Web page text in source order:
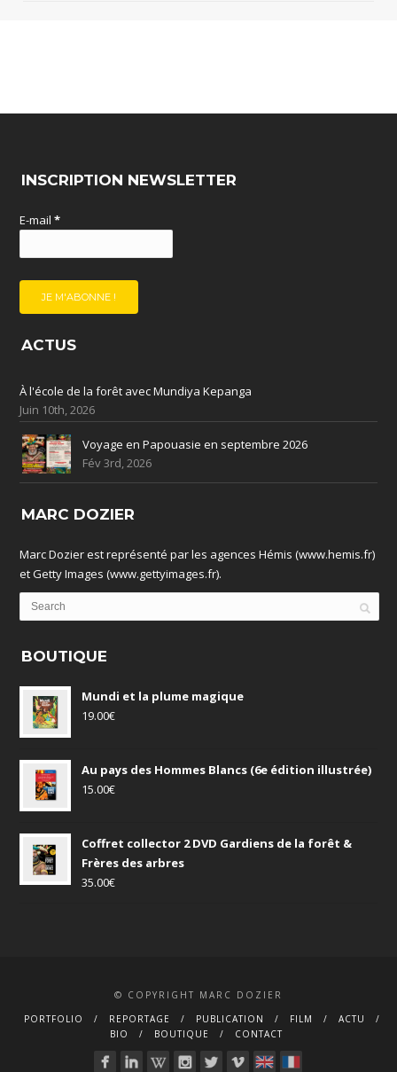
INSCRIPTION NEWSLETTER
E-mail*
ACTUS
À l'école de la forêt avec Mundiya Kepanga
Juin 10th, 2026
Voyage en Papouasie en septembre 2026
Fév 3rd, 2026
MARC DOZIER
Marc Dozier est représenté par les agences Hémis (www.hemis.fr)
et Getty Images (www.gettyimages.fr).
BOUTIQUE
Mundi et la plume magique
19.00€
Au pays des Hommes Blancs (6e édition illustrée)
15.00€
Coffret collector 2 DVD Gardiens de la forêt &
Frères des arbres
35.00€
© COPYRIGHT MARC DOZIER
PORTFOLIO
REPORTAGE PUBLICATION FILM
ACTU
BIO
BOUTIQUE CONTACT